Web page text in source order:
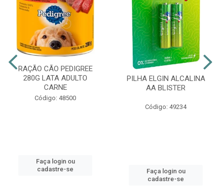
RAÇÃO CÃO PEDIGREE
280G LATA ADULTO
CARNE
Código: 48500
Faça login ou
cadastre-se
PILHA ELGIN ALCALINA
AA BLISTER
Código: 49234
Faça login ou
cadastre-se